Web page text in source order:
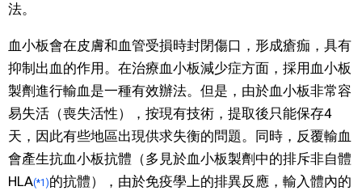
法。
血小板會在皮膚和血管受損時封閉傷口，形成瘡痂，具有
抑制出血的作用。在治療血小板減少症方面，採用血小板
製劑進行輸血是一種有效辦法。但是，由於血小板非常容
易失活（喪失活性），按現有技術，提取後只能保存4
天，因此有些地區出現供求失衡的問題。同時，反覆輸血
會產生抗血小板抗體（多見於血小板製劑中的排斥非自體
HLA(*1)的抗體），由於免疫學上的排異反應，輸入體內的